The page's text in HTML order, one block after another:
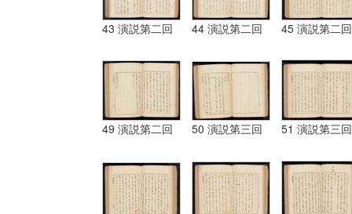
43 演説第二回 44 演説第二回 45 演説第二回
49 演説第二回 50 演説第三回 51 演説第三回